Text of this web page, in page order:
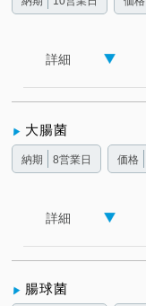
詳細
大腸菌
納期 8営業日 価格
詳細
腸球菌